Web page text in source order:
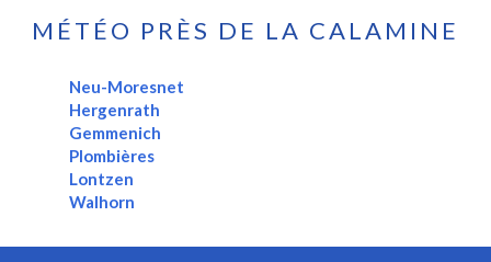
MÉTÉO PRÈS DE LA CALAMINE
Neu-Moresnet
Hergenrath
Gemmenich
Plombières
Lontzen
Walhorn